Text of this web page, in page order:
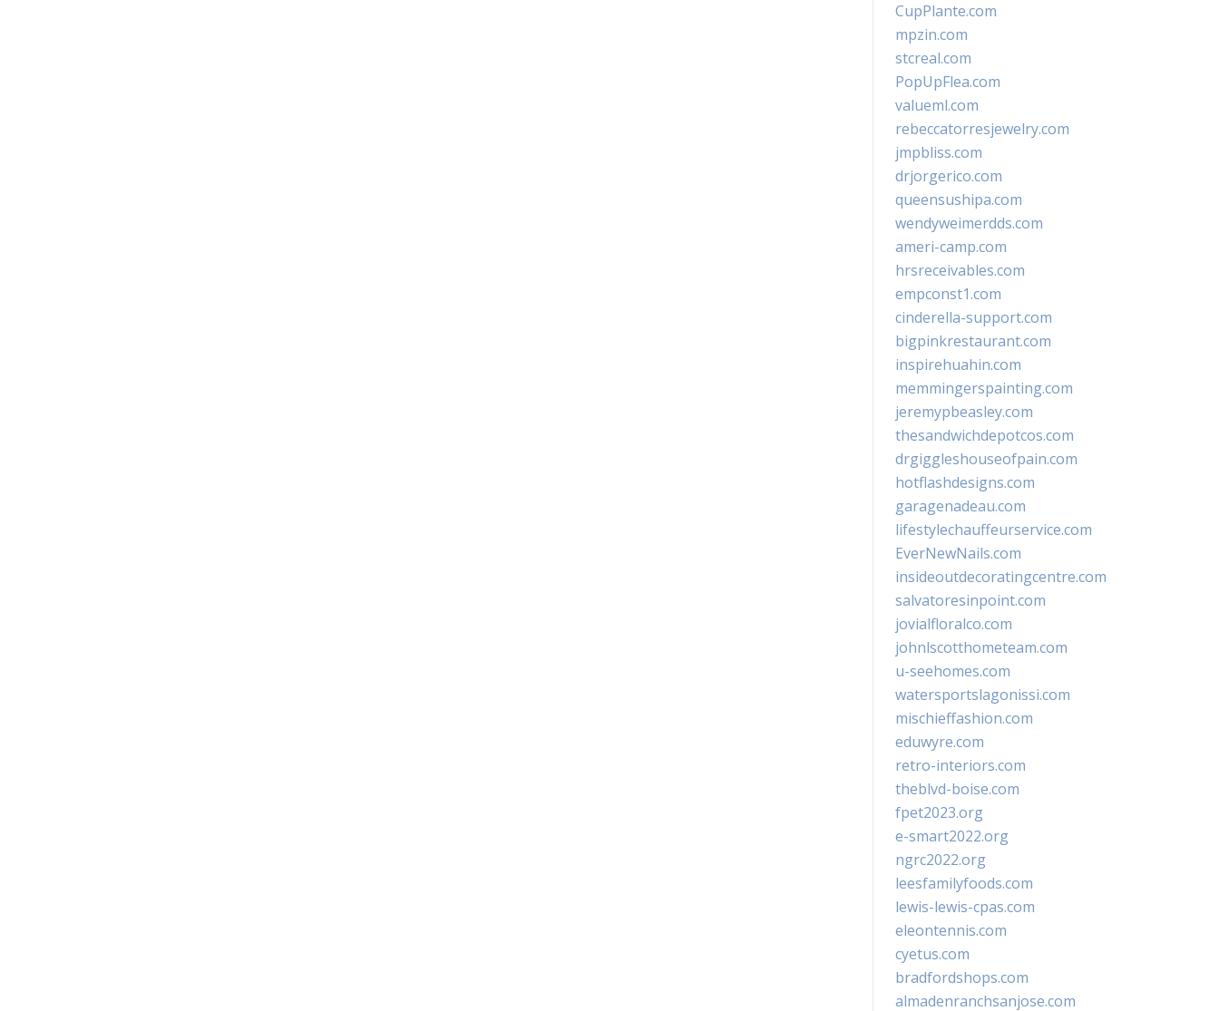
CupPlante.com
mpzin.com
stcreal.com
PopUpFlea.com
valueml.com
rebeccatorresjewelry.com
jmpbliss.com
drjorgerico.com
queensushipa.com
wendyweimerdds.com
ameri-camp.com
hrsreceivables.com
empconst1.com
cinderella-support.com
bigpinkrestaurant.com
inspirehuahin.com
memmingerspainting.com
jeremypbeasley.com
thesandwichdepotcos.com
drgiggleshouseofpain.com
hotflashdesigns.com
garagenadeau.com
lifestylechauffeurservice.com
EverNewNails.com
insideoutdecoratingcentre.com
salvatoresinpoint.com
jovialfloralco.com
johnlscotthometeam.com
u-seehomes.com
watersportslagonissi.com
mischieffashion.com
eduwyre.com
retro-interiors.com
theblvd-boise.com
fpet2023.org
e-smart2022.org
ngrc2022.org
leesfamilyfoods.com
lewis-lewis-cpas.com
eleontennis.com
cyetus.com
bradfordshops.com
almadenranchsanjose.com